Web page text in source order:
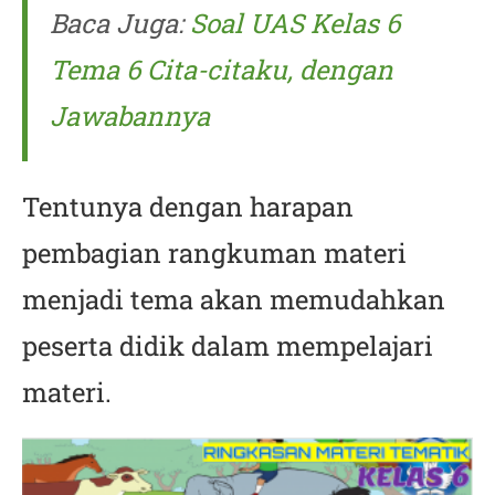
Baca Juga:Soal UAS Kelas 6
Tema 6 Cita-citaku, dengan
Jawabannya
Tentunya dengan harapan
pembagian rangkuman materi
menjadi tema akan memudahkan
peserta didik dalam mempelajari
materi.